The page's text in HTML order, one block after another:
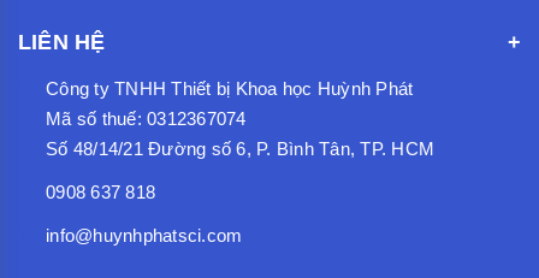
LIÊN HỆ
Công ty TNHH Thiết bị Khoa học Huỳnh Phát
Mã số thuế: 0312367074
Số 48/14/21 Đường số 6, P. Bình Tân, TP. HCM
0908 637 818
info@huynhphatsci.com